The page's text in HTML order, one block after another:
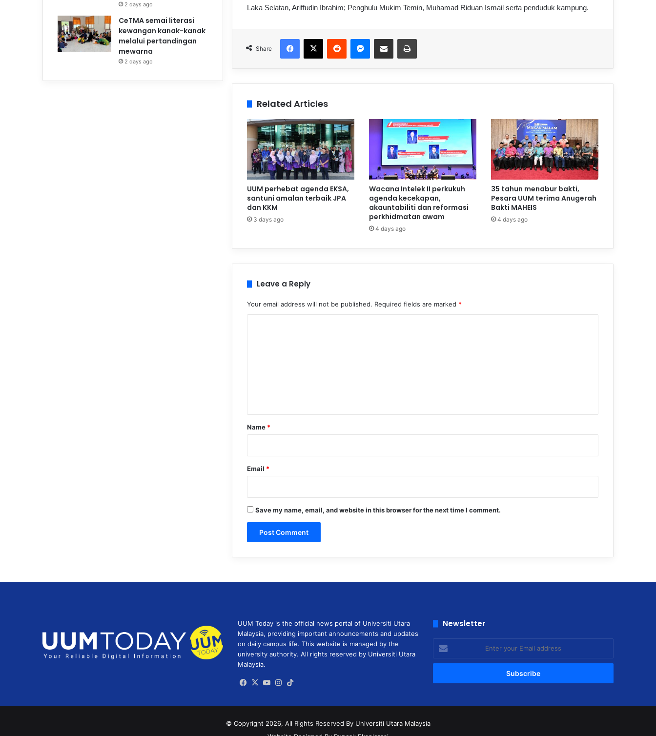
Laka Selatan, Ariffudin Ibrahim; Penghulu Mukim Temin, Muhamad Riduan Ismail serta penduduk kampung.
Share
Related Articles
UUM perhebat agenda EKSA,
santuni amalan terbaik JPA
dan KKM
3 days ago
Wacana Intelek II perkukuh
agenda kecekapan,
akauntabiliti dan reformasi
perkhidmatan awam
4 days ago
35 tahun menabur bakti,
Pesara UUM terima Anugerah
Bakti MAHEIS
4 days ago
Leave a Reply
Your email address will not be published. Required fields are marked *
*
Name *
Email *
Save my name, email, and website in this browser for the next time I comment.
2 days ago
CeTMA semai literasi
kewangan kanak-kanak
melalui pertandingan
mewarna
2 days ago
UUM Today is the official news portal of Universiti Utara
Malaysia, providing important announcements and updates
on daily campus life. This website is managed by the
university authority. All rights reserved by Universiti Utara
Malaysia.
Facebook
X YouTubeInstagram
Newsletter
your
Email
© Copyright 2026, All Rights Reserved By Universiti Utara Malaysia